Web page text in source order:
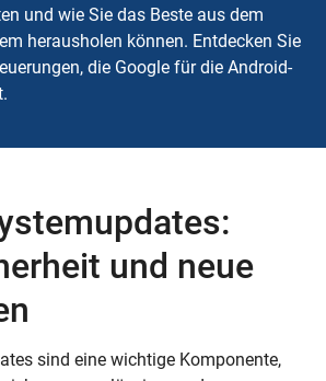
und wie Sie das Beste aus dem
herausholen können. Entdecken Sie
die Google für die Android-
und neue
sind eine wichtige Komponente,